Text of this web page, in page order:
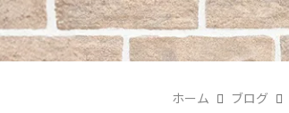
ホーム ブログ